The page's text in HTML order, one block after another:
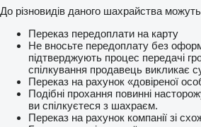
До різновидів даного шахрайства
Переказ передоплати на карту
Не вносьте передоплату без
підтверджують процес передачі
спілкування продавець викликає
Переказ на рахунок «довіреної
Подібні прохання повинні
ви спілкуєтеся з шахраєм.
Переказ на рахунок компанії зі